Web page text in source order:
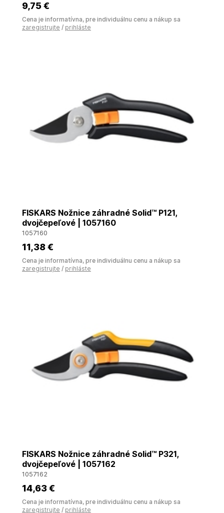
9,75 €
Cena je informatívna, pre individuálnu cenu a nákup sa
zaregistrujte / prihláste
FISKARS Nožnice záhradné Solid™ P121,
dvojčepeľové | 1057160
1057160
11,38 €
Cena je informatívna, pre individuálnu cenu a nákup sa
zaregistrujte / prihláste
FISKARS Nožnice záhradné Solid™ P321,
dvojčepeľové | 1057162
1057162
14,63 €
Cena je informatívna, pre individuálnu cenu a nákup sa
zaregistrujte / prihláste